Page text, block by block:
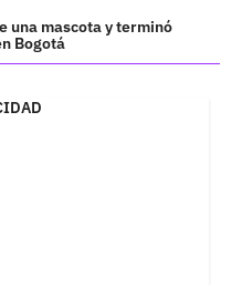
una mascota y terminó
Bogotá